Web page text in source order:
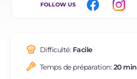
ES
BR
FOLLOW US
Difficulté: Facile
Temps de préparation:20 min